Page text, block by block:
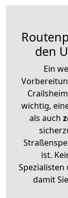
den
Ein
wichtig,
als auch
ist.
damit